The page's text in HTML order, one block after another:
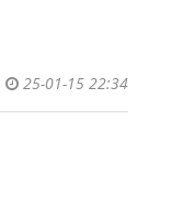
25-01-15 22:34